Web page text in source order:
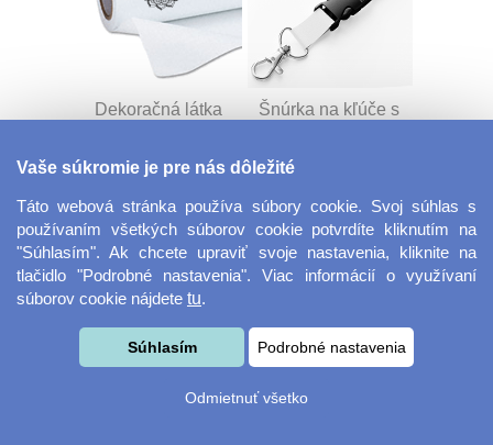
Dekoračná látka
Šnúrka na kľúče s
Velkoformátová
Desiatový box
Vaše súkromie je pre nás dôležité
Táto webová stránka používa súbory cookie. Svoj súhlas s
používaním všetkých súborov cookie potvrdíte kliknutím na
"Súhlasím". Ak chcete upraviť svoje nastavenia, kliknite na
tlačidlo "Podrobné nastavenia". Viac informácií o využívaní
súborov cookie nájdete tu.
Súhlasím Podrobné nastavenia
Odmietnuť všetko